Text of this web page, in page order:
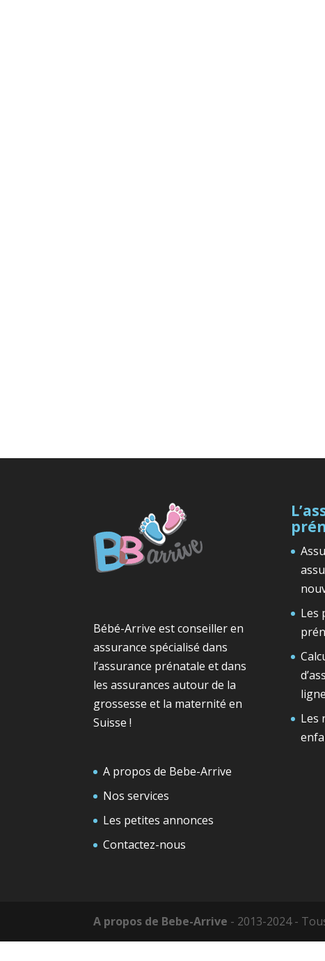
Bébé-Arrive est conseiller en
assurance spécialisé dans
l’assurance prénatale et dans
les assurances autour de la
grossesse et la maternité en
Suisse !
A propos de Bebe-Arrive
Nos services
Les petites annonces
Contactez-nous
Les
ligne
Les
A propos de Bebe-Arrive - 2013-2024 -